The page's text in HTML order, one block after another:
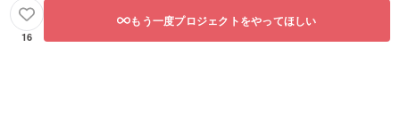
16
もう一度プロジェクトをやってほしい